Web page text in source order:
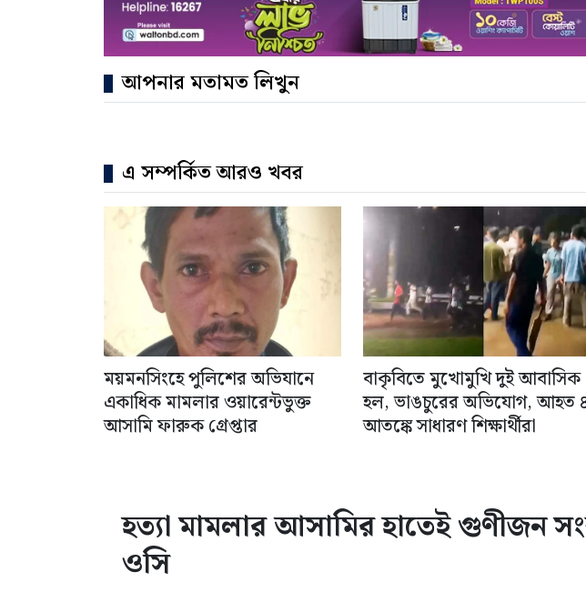
আপনার মতামত লিখুন
এ সম্পর্কিত আরও খবর
ময়মনসিংহে পুলিশের অভিযানে
একাধিক মামলার ওয়ারেন্টভুক্ত
আসামি ফারুক গ্রেপ্তার
বাকৃবিতে মুখোমুখি দুই আবাসিক
হল, ভাঙচুরের অভিযোগ, আহত
আতঙ্কে সাধারণ শিক্ষার্থীরা
হত্যা মামলার আসামির হাতেই গুণীজন
ওসি